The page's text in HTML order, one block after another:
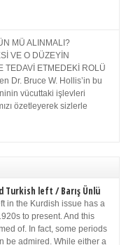
MÜ ALINMALI?
VE O DÜZEYİN
TEDAVİ ETMEDEKİ ROLÜ
Dr. Bruce W. Hollis’in bu
vücuttaki işlevleri
özetleyerek sizlerle
Turkish left / Barış Ünlü
in the Kurdish issue has a
to present. And this
of. In fact, some periods
be admired. While either a